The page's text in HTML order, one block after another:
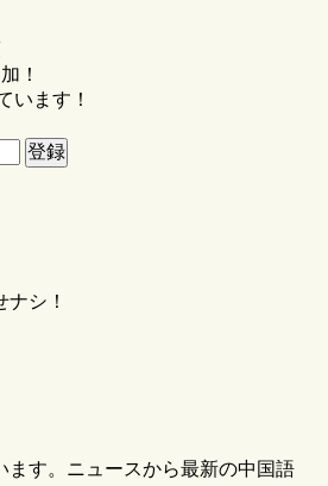
！
います！
シ！
ます。ニュースから最新の中国語